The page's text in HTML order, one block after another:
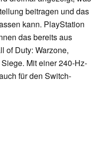
beitragen und das
kann. PlayStation
das bereits aus
of Duty: Warzone,
Mit einer 240-Hz-
für den Switch-